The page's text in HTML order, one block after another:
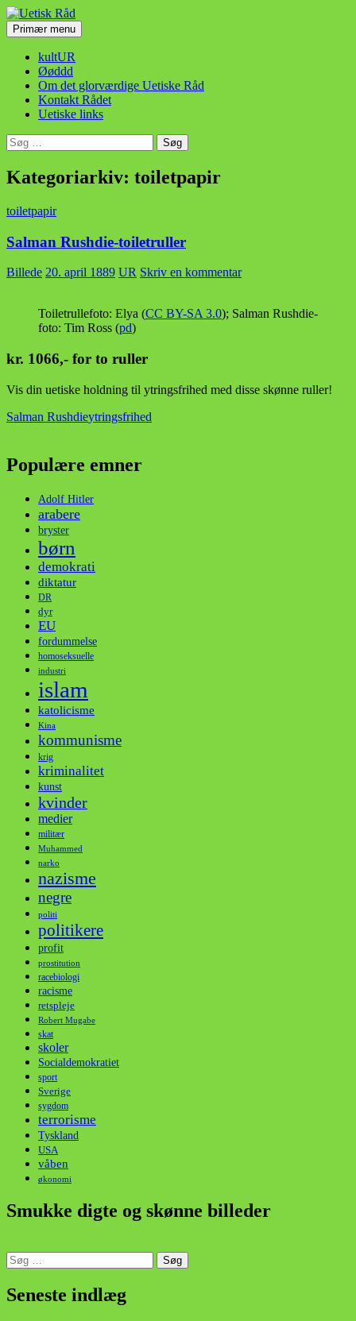
Hop
til
indhold
Uetisk Råd
SøgPrimær menu
kultUR
Øøddd
Om det glorværdige Uetiske Råd
Kontakt Rådet
Uetiske links
Søg
efter:
Kategoriarkiv: toiletpapir
toiletpapir
Salman Rushdie-toiletruller
Billede 20. april 1889 UR Skriv en kommentar
Toiletrullefoto: Elya (CC BY-SA 3.0); Salman Rushdie-
foto: Tim Ross (pd)
kr. 1066,- for to ruller
Vis din uetiske holdning til ytringsfrihed med disse skønne ruller!
Salman Rushdieytringsfrihed
Populære emner
Adolf Hitler
arabere
bryster
børn
demokrati
diktatur
DR
dyr
EU
fordummelse
homoseksuelle
industri
islam
katolicisme
Kina
kommunisme
krig
kriminalitet
kunst
kvinder
medier
militær
Muhammed
narko
nazisme
negre
politi
politikere
profit
prostitution
racebiologi
racisme
retspleje
Robert Mugabe
skat
skoler
Socialdemokratiet
sport
Sverige
sygdom
terrorisme
Tyskland
USA
våben
økonomi
Smukke digte og skønne billeder
Søg
efter:
Seneste indlæg